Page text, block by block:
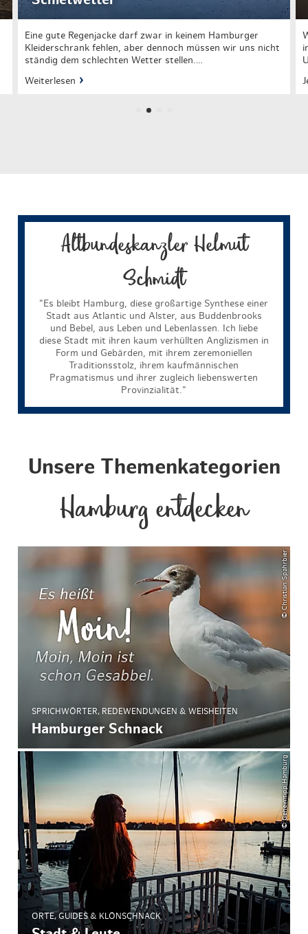
Eine gute Regenjacke darf zwar in keinem Hamburger
Kleiderschrank fehlen, aber dennoch müssen wir uns nicht
ständig dem schlechten Wetter stellen.…
Weiterlesen
Altbundeskanzler Helmut
Schmidt
"Es bleibt Hamburg, diese großartige Synthese einer
Stadt aus Atlantic und Alster, aus Buddenbrooks
und Bebel, aus Leben und Lebenlassen. Ich liebe
diese Stadt mit ihren kaum verhüllten Anglizismen in
Form und Gebärden, mit ihrem zeremoniellen
Traditionsstolz, ihrem kaufmännischen
Pragmatismus und ihrer zugleich liebenswerten
Provinzialität."
Unsere Themenkategorien
Hamburg entdecken
© Christian Spahrbier
SPRICHWÖRTER, REDEWENDUNGEN & WEISHEITEN
Hamburger Schnack
© Geheimtipp Hamburg
ORTE, GUIDES & KLÖNSCHNACK